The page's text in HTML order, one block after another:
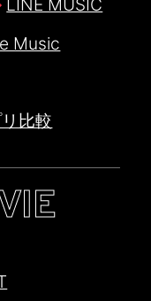
LINE MUSIC
Music
比較